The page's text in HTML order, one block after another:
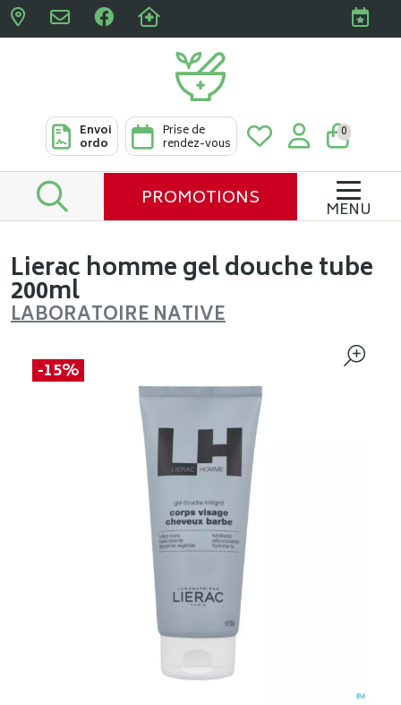
Pharmacies Clabots &
Envoi
ordo
Prise de
rendez-vous
0
PROMOTIONS MENU
Lierac homme gel douche tube
200ml
LABORATOIRE NATIVE
-15%